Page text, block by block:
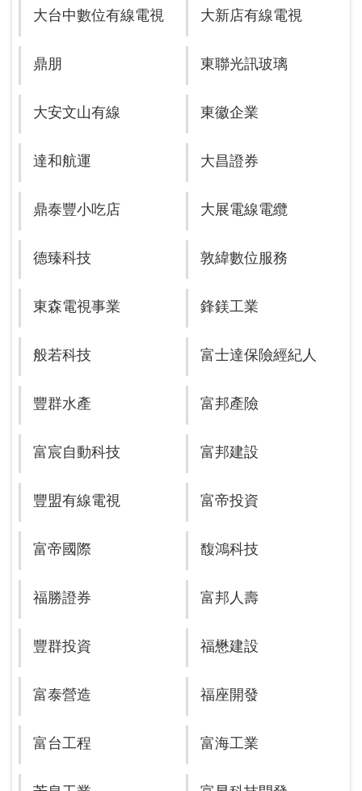
大台中數位有線電視 大新店有線電視
鼎朋 東聯光訊玻璃
大安文山有線 東徽企業
達和航運 大昌證券
鼎泰豐小吃店 大展電線電纜
德臻科技 敦緯數位服務
東森電視事業 鋒鎂工業
般若科技 富士達保險經紀人
豐群水產 富邦產險
富宸自動科技 富邦建設
豐盟有線電視 富帝投資
富帝國際 馥鴻科技
福勝證券 富邦人壽
豐群投資 福懋建設
富泰營造 福座開發
富台工程 富海工業